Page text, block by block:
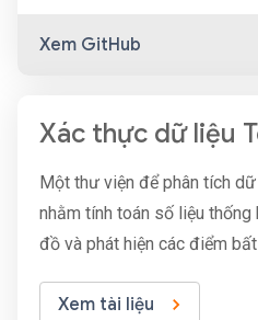
Xem GitHub
Xác thực dữ liệu
Một thư viện để phân tích
nhằm tính toán số liệu
đồ và phát hiện các điểm
Xem tài liệu